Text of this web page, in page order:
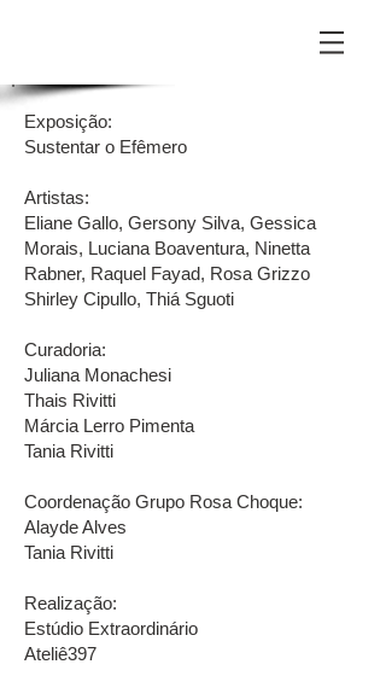
Exposição:
Sustentar o Efêmero
Artistas:
Eliane Gallo, Gersony Silva, Gessica
Morais, Luciana Boaventura, Ninetta
Rabner, Raquel Fayad, Rosa Grizzo
Shirley Cipullo, Thiá Sguoti
Curadoria:
Juliana Monachesi
Thais Rivitti
Márcia Lerro Pimenta
Tania Rivitti
Coordenação Grupo Rosa Choque:
Alayde Alves
Tania Rivitti
Realização:
Estúdio Extraordinário
Ateliê397